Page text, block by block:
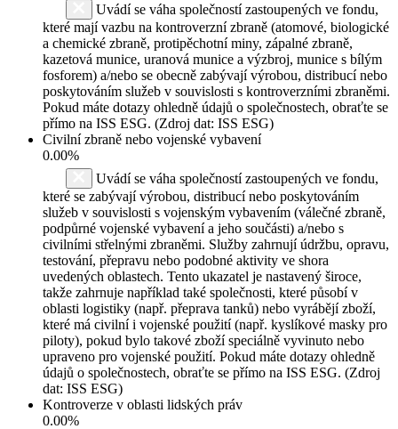
Uvádí se váha společností zastoupených ve fondu,
které mají vazbu na kontroverzní zbraně (atomové, biologické
a chemické zbraně, protipěchotní miny, zápalné zbraně,
kazetová munice, uranová munice a výzbroj, munice s bílým
fosforem) a/nebo se obecně zabývají výrobou, distribucí nebo
poskytováním služeb v souvislosti s kontroverzními zbraněmi.
Pokud máte dotazy ohledně údajů o společnostech, obraťte se
přímo na ISS ESG. (Zdroj dat: ISS ESG)
Civilní zbraně nebo vojenské vybavení
0.00%
Uvádí se váha společností zastoupených ve fondu,
které se zabývají výrobou, distribucí nebo poskytováním
služeb v souvislosti s vojenským vybavením (válečné zbraně,
podpůrné vojenské vybavení a jeho součásti) a/nebo s
civilními střelnými zbraněmi. Služby zahrnují údržbu, opravu,
testování, přepravu nebo podobné aktivity ve shora
uvedených oblastech. Tento ukazatel je nastavený široce,
takže zahrnuje například také společnosti, které působí v
oblasti logistiky (např. přeprava tanků) nebo vyrábějí zboží,
které má civilní i vojenské použití (např. kyslíkové masky pro
piloty), pokud bylo takové zboží speciálně vyvinuto nebo
upraveno pro vojenské použití. Pokud máte dotazy ohledně
údajů o společnostech, obraťte se přímo na ISS ESG. (Zdroj
dat: ISS ESG)
Kontroverze v oblasti lidských práv
0.00%